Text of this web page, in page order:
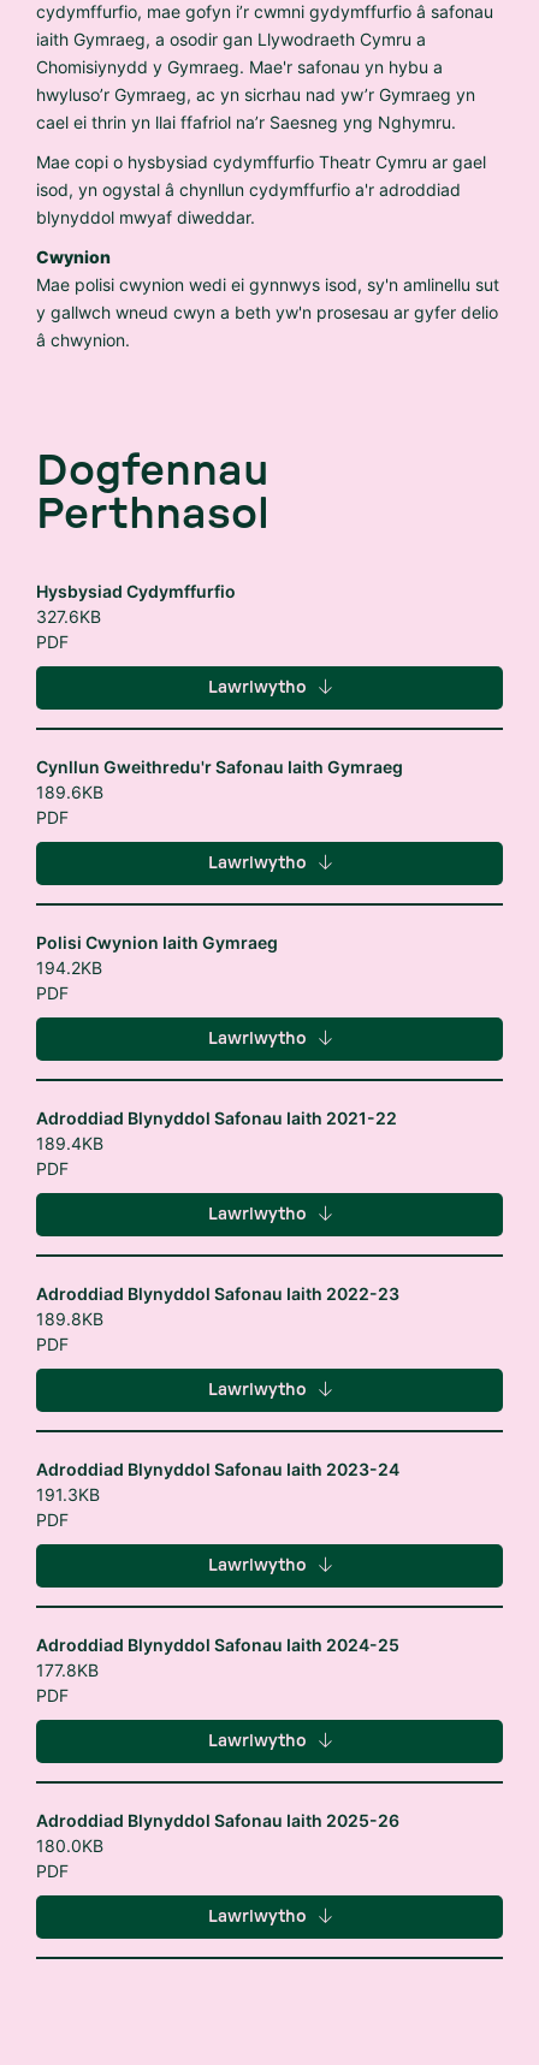
cydymffurfio, mae gofyn i’r cwmni gydymffurfio â safonau
iaith Gymraeg, a osodir gan Llywodraeth Cymru a
Chomisiynydd y Gymraeg. Mae'r safonau yn hybu a
hwyluso’r Gymraeg, ac yn sicrhau nad yw’r Gymraeg yn
cael ei thrin yn llai ffafriol na’r Saesneg yng Nghymru.
Mae copi o hysbysiad cydymffurfio Theatr Cymru ar gael
isod, yn ogystal â chynllun cydymffurfio a'r adroddiad
blynyddol mwyaf diweddar.
Cwynion
Mae polisi cwynion wedi ei gynnwys isod, sy'n amlinellu sut
y gallwch wneud cwyn a beth yw'n prosesau ar gyfer delio
â chwynion.
Dogfennau
Perthnasol
Hysbysiad Cydymffurfio
327.6KB
PDF
Lawrlwytho
Cynllun Gweithredu'r Safonau Iaith Gymraeg
189.6KB
PDF
Lawrlwytho
Polisi Cwynion Iaith Gymraeg
194.2KB
PDF
Lawrlwytho
Adroddiad Blynyddol Safonau Iaith 2021-22
189.4KB
PDF
Lawrlwytho
Adroddiad Blynyddol Safonau Iaith 2022-23
189.8KB
PDF
Lawrlwytho
Adroddiad Blynyddol Safonau Iaith 2023-24
191.3KB
PDF
Lawrlwytho
Adroddiad Blynyddol Safonau Iaith 2024-25
177.8KB
PDF
Lawrlwytho
Adroddiad Blynyddol Safonau Iaith 2025-26
180.0KB
PDF
Lawrlwytho